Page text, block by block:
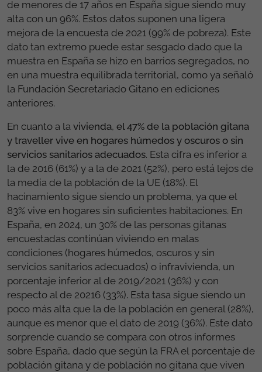
de menores de 17 años en España sigue siendo muy
alta con un 96%. Estos datos suponen una ligera
mejora de la encuesta de 2021 (99% de pobreza). Este
dato tan extremo puede estar sesgado dado que la
muestra en España se hizo en barrios segregados, no
en una muestra equilibrada territorial, como ya señaló
la Fundación Secretariado Gitano en ediciones
anteriores.
En cuanto a la vivienda, el 47% de la población gitana
y traveller vive en hogares húmedos y oscuros o sin
servicios sanitarios adecuados. Esta cifra es inferior a
la de 2016 (61%) y a la de 2021 (52%), pero está lejos de
la media de la población de la UE (18%). El
hacinamiento sigue siendo un problema, ya que el
83% vive en hogares sin suficientes habitaciones. En
España, en 2024, un 30% de las personas gitanas
encuestadas continúan viviendo en malas
condiciones (hogares húmedos, oscuros y sin
servicios sanitarios adecuados) o infravivienda, un
porcentaje inferior al de 2019/2021 (36%) y con
respecto al de 20216 (33%). Esta tasa sigue siendo un
poco más alta que la de la población en general (28%),
aunque es menor que el dato de 2019 (36%). Este dato
sorprende cuando se compara con otros informes
sobre España, dado que según la FRA el porcentaje de
población gitana y de población no gitana que viven